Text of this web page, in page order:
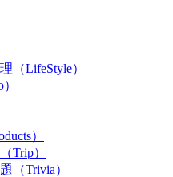
（LifeStyle）
）
Trip）
（Trivia）